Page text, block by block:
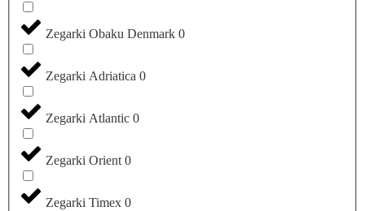
Zegarki Obaku Denmark 0
Zegarki Adriatica 0
Zegarki Atlantic 0
Zegarki Orient 0
Zegarki Timex 0